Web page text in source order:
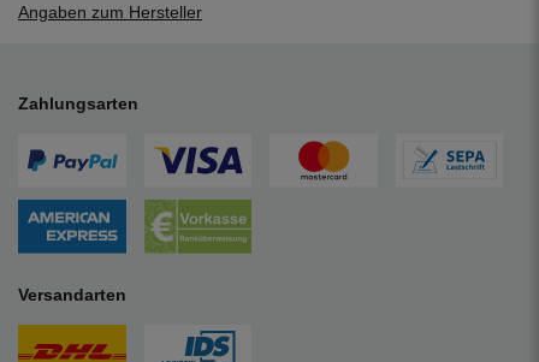
Angaben zum Hersteller
Zahlungsarten
Versandarten